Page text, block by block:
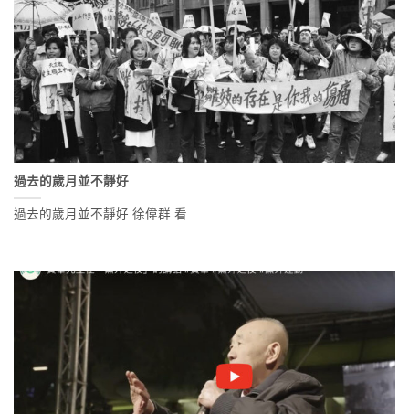
過去的歲月並不靜好
過去的歲月並不靜好 徐偉群 看....